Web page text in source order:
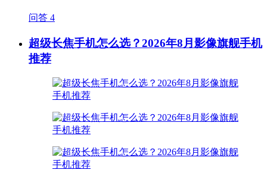
问答 4
超级长焦手机怎么选？2026年8月影像旗舰手机
推荐